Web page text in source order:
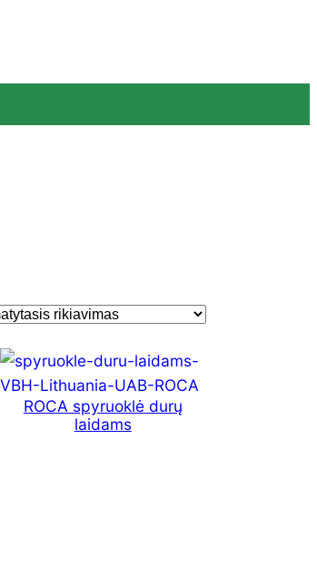
ROCA spyruoklė durų
laidams